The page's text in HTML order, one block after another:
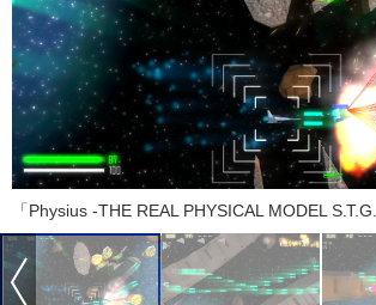
「Physius -THE REAL PHYSICAL MODEL